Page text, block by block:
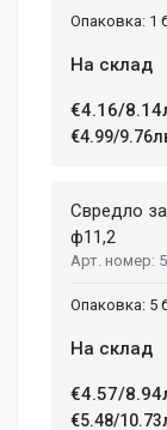
1
На склад
€4.16/
€4.99/
Свредло
ф11,2
5
На склад
€4.57/
€5.48/